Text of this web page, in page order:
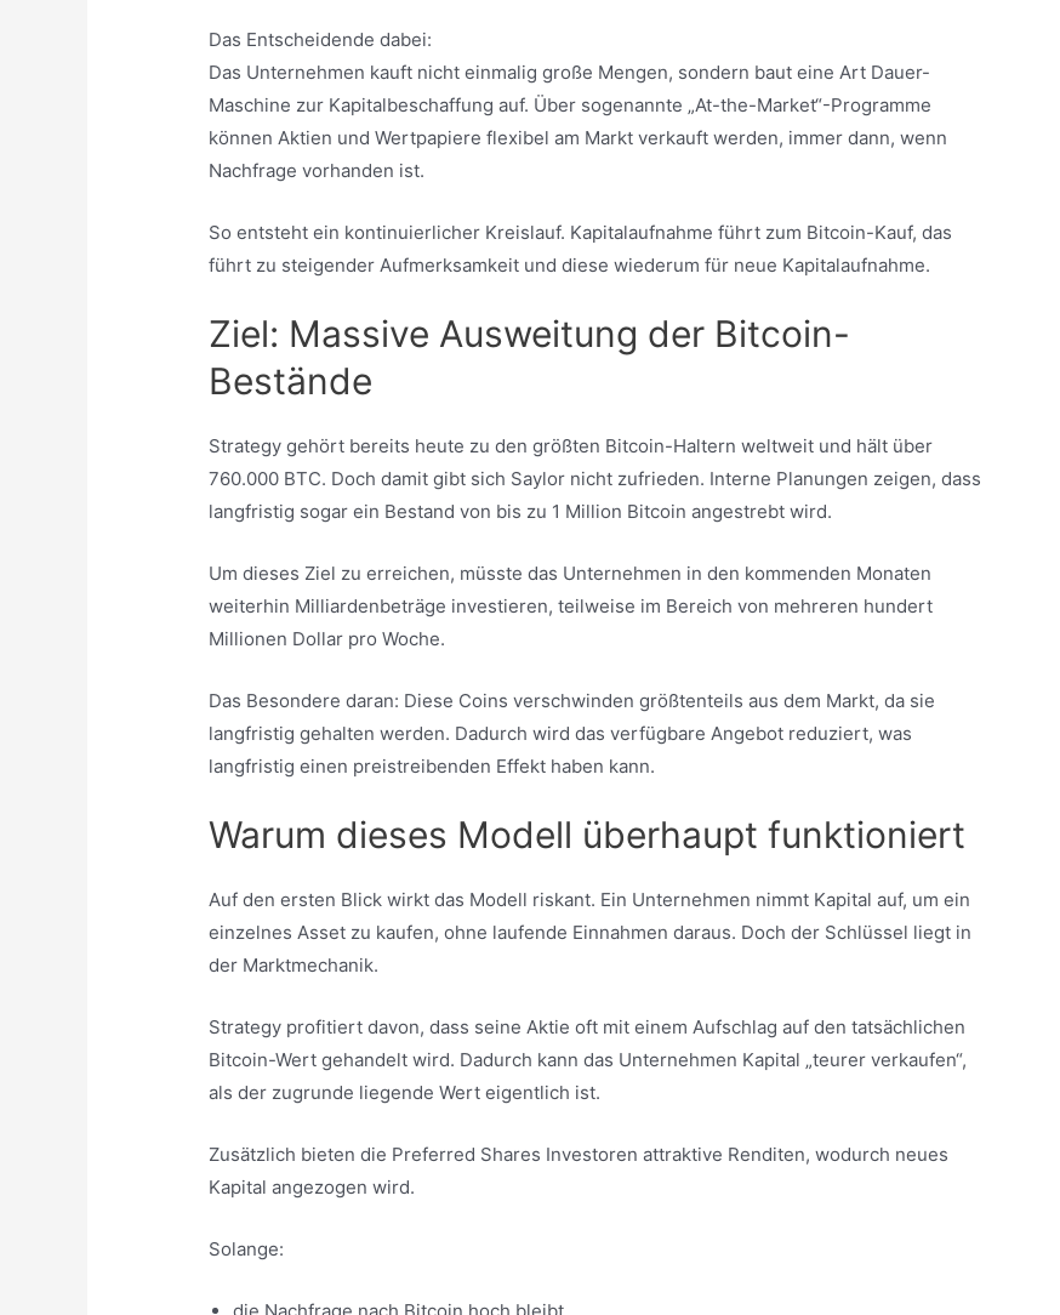
Das Entscheidende dabei:
Das Unternehmen kauft nicht einmalig große Mengen, sondern baut eine Art Dauer-
Maschine zur Kapitalbeschaffung auf. Über sogenannte „At-the-Market“-Programme
können Aktien und Wertpapiere flexibel am Markt verkauft werden, immer dann, wenn
Nachfrage vorhanden ist.
So entsteht ein kontinuierlicher Kreislauf. Kapitalaufnahme führt zum Bitcoin-Kauf, das
führt zu steigender Aufmerksamkeit und diese wiederum für neue Kapitalaufnahme.
Ziel: Massive Ausweitung der Bitcoin-
Bestände
Strategy gehört bereits heute zu den größten Bitcoin-Haltern weltweit und hält über
760.000 BTC. Doch damit gibt sich Saylor nicht zufrieden. Interne Planungen zeigen, dass
langfristig sogar ein Bestand von bis zu 1 Million Bitcoin angestrebt wird.
Um dieses Ziel zu erreichen, müsste das Unternehmen in den kommenden Monaten
weiterhin Milliardenbeträge investieren, teilweise im Bereich von mehreren hundert
Millionen Dollar pro Woche.
Das Besondere daran: Diese Coins verschwinden größtenteils aus dem Markt, da sie
langfristig gehalten werden. Dadurch wird das verfügbare Angebot reduziert, was
langfristig einen preistreibenden Effekt haben kann.
Warum dieses Modell überhaupt funktioniert
Auf den ersten Blick wirkt das Modell riskant. Ein Unternehmen nimmt Kapital auf, um ein
einzelnes Asset zu kaufen, ohne laufende Einnahmen daraus. Doch der Schlüssel liegt in
der Marktmechanik.
Strategy profitiert davon, dass seine Aktie oft mit einem Aufschlag auf den tatsächlichen
Bitcoin-Wert gehandelt wird. Dadurch kann das Unternehmen Kapital „teurer verkaufen“,
als der zugrunde liegende Wert eigentlich ist.
Zusätzlich bieten die Preferred Shares Investoren attraktive Renditen, wodurch neues
Kapital angezogen wird.
Solange: